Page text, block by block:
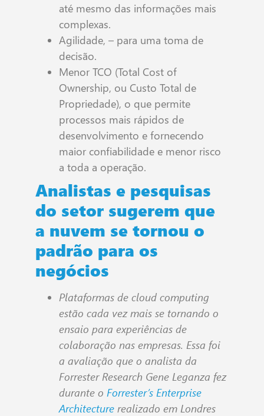
até mesmo das informações mais
complexas.
Agilidade, – para uma toma de
decisão.
Menor TCO (Total Cost of
Ownership, ou Custo Total de
Propriedade), o que permite
processos mais rápidos de
desenvolvimento e fornecendo
maior confiabilidade e menor risco
a toda a operação.
Analistas e pesquisas
do setor sugerem que
a nuvem se tornou o
padrão para os
negócios
Plataformas de cloud computing
estão cada vez mais se tornando o
ensaio para experiências de
colaboração nas empresas. Essa foi
a avaliação que o analista da
Forrester Research Gene Leganza fez
durante o Forrester’s Enterprise
Architecture realizado em Londres